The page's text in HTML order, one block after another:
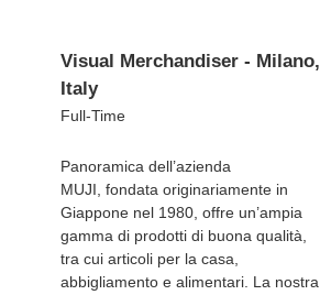
Visual Merchandiser - Milano,
Italy
Full-Time
Panoramica dell’azienda
MUJI, fondata originariamente in
Giappone nel 1980, offre un’ampia
gamma di prodotti di buona qualità,
tra cui articoli per la casa,
abbigliamento e alimentari. La nostra